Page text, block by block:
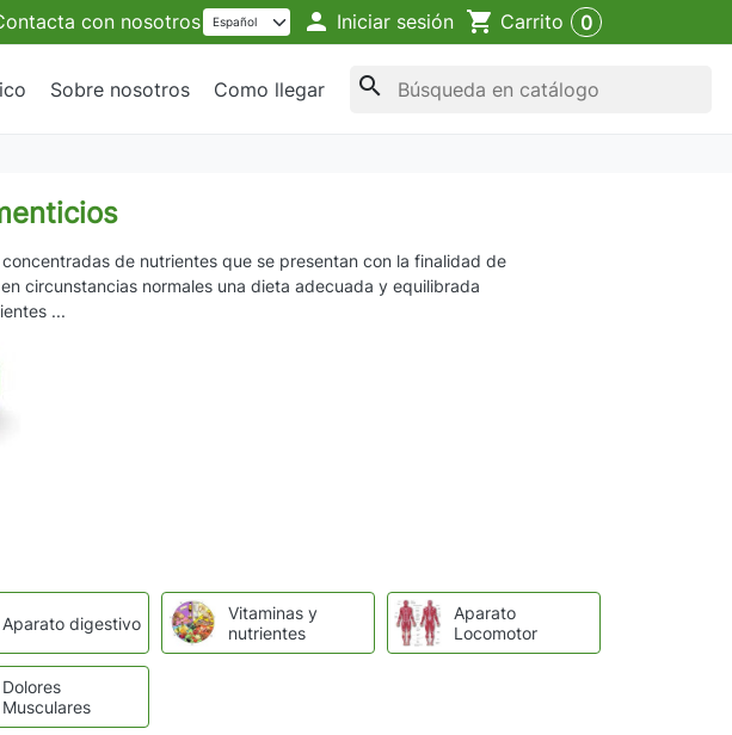
con nosotros  Iniciar sesión shopping_cart Carrito 0
Sobre nosotros Como llegar search
de nutrientes que se presentan con la finalidad de
circunstancias normales una dieta adecuada y equilibrada
...
Aparato digestivo
Vitaminas y
nutrientes
Aparato
Locomotor
Dolores
Musculares